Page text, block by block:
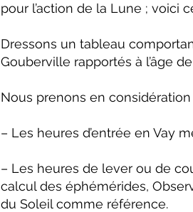
pour l’action de la Lune ; voici
Dressons un tableau
Gouberville rapportés à l’âge
Nous prenons en
– Les heures d’entrée en Vay
– Les heures de lever ou de
calcul des éphémérides,
du Soleil comme référence.